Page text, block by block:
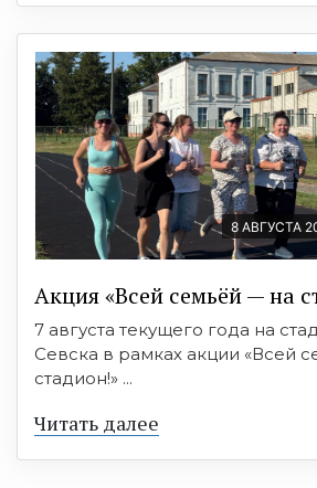
8 АВГУСТА
Акция «Всей семьёй — на
7 августа текущего года на
Севска в рамках акции «Всей
стадион!» ...
Читать далее